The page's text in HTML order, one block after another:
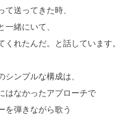
送ってきた時、
緒にいて、
れたんだ。と話しています。
ンプルな構成は、
はなかったアプローチで
を弾きながら歌う